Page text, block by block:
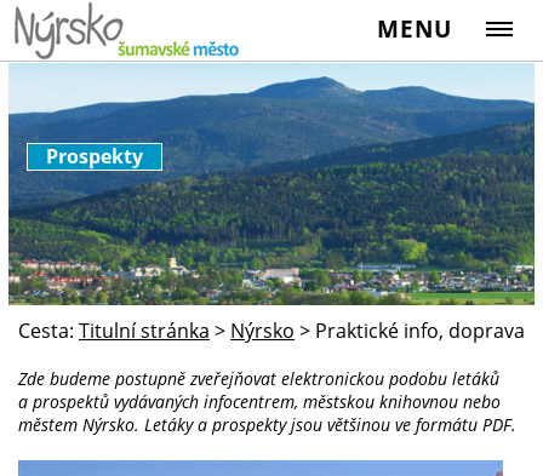
MENU
Prospekty
Cesta: Titulní stránka > Nýrsko > Praktické info, doprava
Zde budeme postupně zveřejňovat elektronickou podobu letáků
a prospektů vydávaných infocentrem, městskou knihovnou nebo
městem Nýrsko. Letáky a prospekty jsou většinou ve formátu PDF.